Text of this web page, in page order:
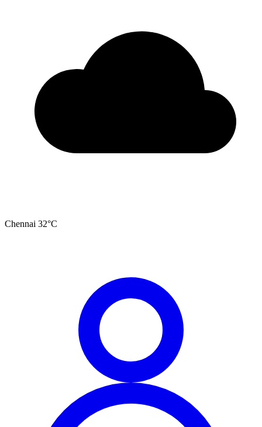
Chennai 32°C